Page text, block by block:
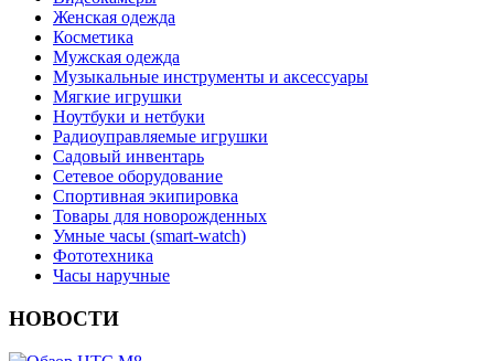
Женская одежда
Косметика
Мужская одежда
Музыкальные инструменты и аксессуары
Мягкие игрушки
Ноутбуки и нетбуки
Радиоуправляемые игрушки
Садовый инвентарь
Сетевое оборудование
Спортивная экипировка
Товары для новорожденных
Умные часы (smart-watch)
Фототехника
Часы наручные
НОВОСТИ